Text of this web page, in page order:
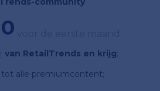
van RetailTrends en krijg;
tot alle premiumcontent;